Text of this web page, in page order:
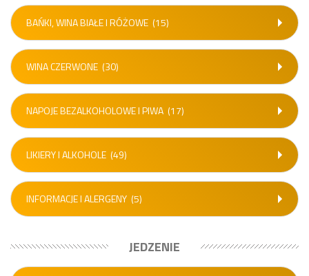
BAŃKI, WINA BIAŁE I RÓŻOWE (15)
WINA CZERWONE (30)
NAPOJE BEZALKOHOLOWE I PIWA (17)
LIKIERY I ALKOHOLE (49)
INFORMACJE I ALERGENY (5)
JEDZENIE